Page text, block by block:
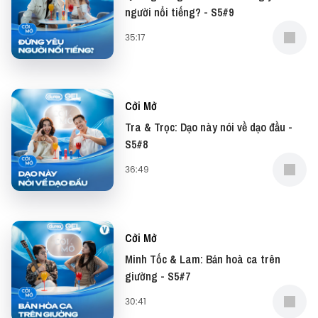
#CM_S4_7
—
Đừng quên có thể xem bản video của podcast này
tại: YouTube
Và đọc những bài viết thú vị tại website: Vietcetera
—
Yêu thích tập podcast này, bạn có thể donate tại:
● Patreon:https://www.patreon.com/vietcetera
● Buy me a coffee:
người nổi tiếng? - S5#9
35:17
Cởi Mở
Tra & Trọc: Dạo này nói về dạo đầu -
S5#8
36:49
Cởi Mở
Minh Tốc & Lam: Bản hoà ca trên
giường - S5#7
30:41